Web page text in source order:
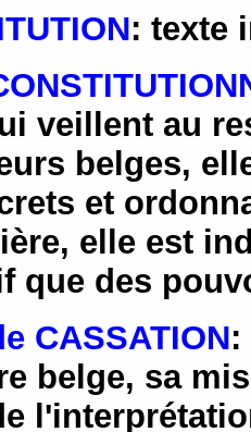
: texte
veillent au
belges,
et
elle est
que des
CASSATION:
belge, sa